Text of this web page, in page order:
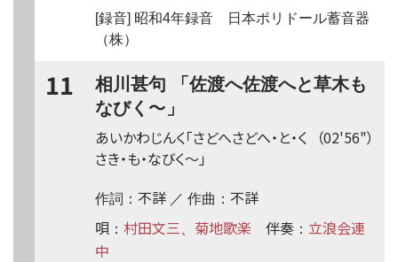
[録音] 昭和4年録音 日本ポリドール蓄音器
（株）
11
相川甚句 「佐渡へ佐渡へと草木も
なびく 〜 」
（02'56"）
あいかわじんく「さどへさどへ・と・く
さき・も・なびく〜 」
作詞： 不詳 ／ 作曲： 不詳
唄 ： 村田文三 菊地歌楽 伴奏 ： 立浪会連
中